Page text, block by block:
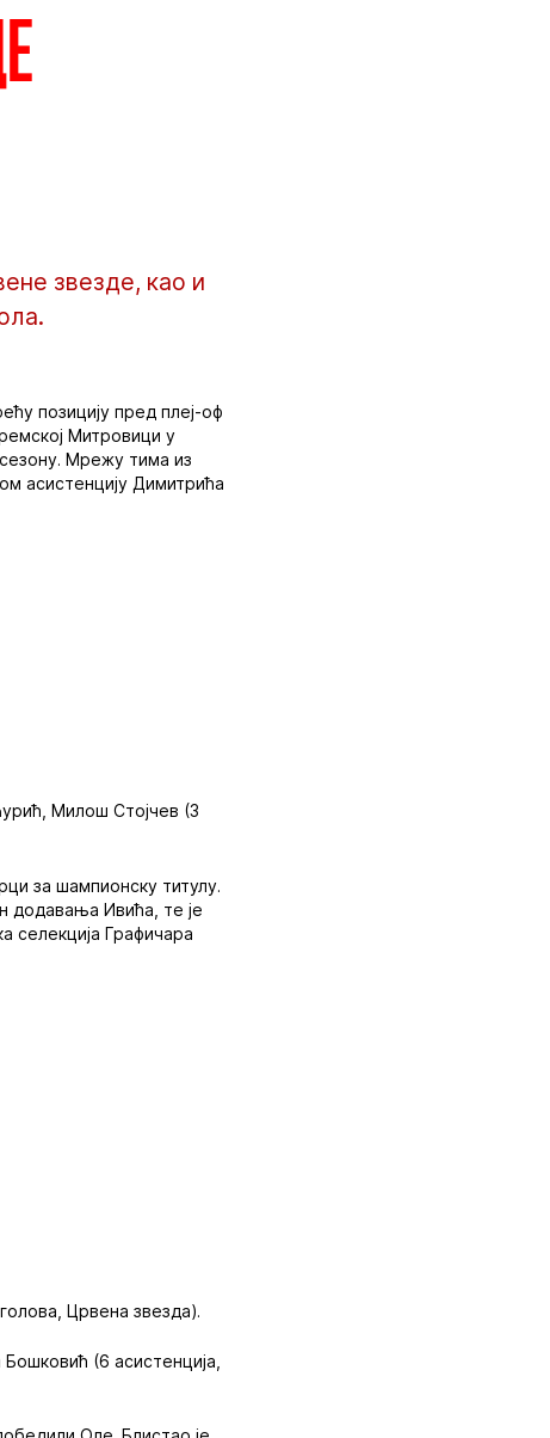
звезде, као и
позицију пред плеј-оф
Митровици у
Мрежу тима из
асистенцију Димитрића
Милош Стојчев (3
за шампионску титулу.
додавања Ивића, те је
селекција Графичара
Црвена звезда).
(6 асистенција,